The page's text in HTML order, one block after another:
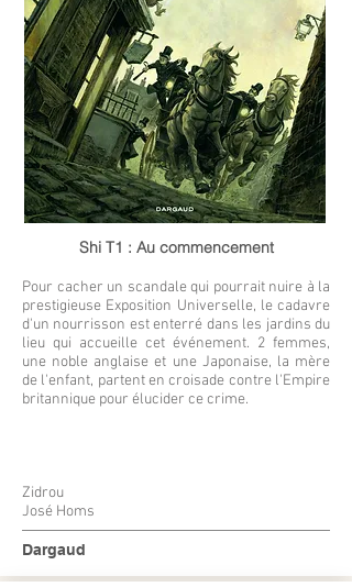
Shi T1 : Au commencement
Pour cacher un scandale qui pourrait nuire à la
prestigieuse Exposition Universelle, le cadavre
d'un nourrisson est enterré dans les jardins du
lieu qui accueille cet événement. 2 femmes,
une noble anglaise et une Japonaise, la mère
de l'enfant, partent en croisade contre l'Empire
britannique pour élucider ce crime.
Zidrou
José Homs
Dargaud